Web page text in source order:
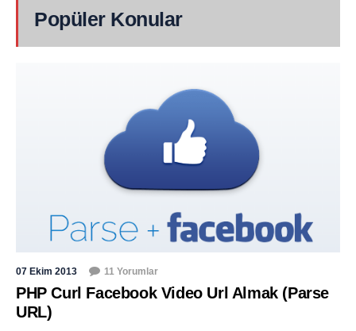
Popüler Konular
07 Ekim 2013 11 Yorumlar
PHP Curl Facebook Video Url Almak (Parse
URL)